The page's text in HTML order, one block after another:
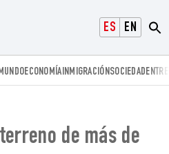
ESPAÑOLENGLISH
ECONOMÍAINMIGRACIÓNSOCIEDAD
de más de